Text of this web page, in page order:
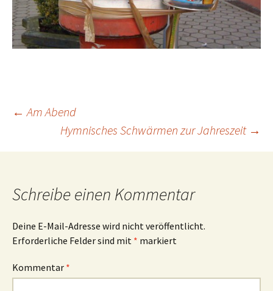
Beitrags-
Navigation
← Am Abend
Hymnisches Schwärmen zur Jahreszeit →
Schreibe einen Kommentar
Deine E-Mail-Adresse wird nicht veröffentlicht.
Erforderliche Felder sind mit * markiert
Kommentar *